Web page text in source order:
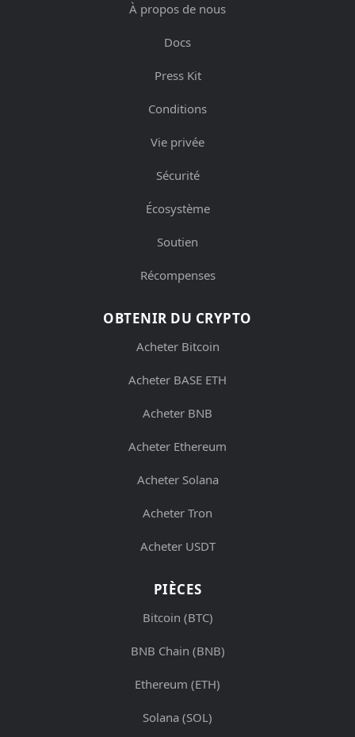
À propos de nous
Docs
Press Kit
Conditions
Vie privée
Sécurité
Écosystème
Soutien
Récompenses
OBTENIR DU CRYPTO
Acheter Bitcoin
Acheter BASE ETH
Acheter BNB
Acheter Ethereum
Acheter Solana
Acheter Tron
Acheter USDT
PIÈCES
Bitcoin (BTC)
BNB Chain (BNB)
Ethereum (ETH)
Solana (SOL)